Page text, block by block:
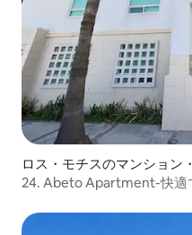
ロス・モチスのマンション
24. Abeto Apartment-快適